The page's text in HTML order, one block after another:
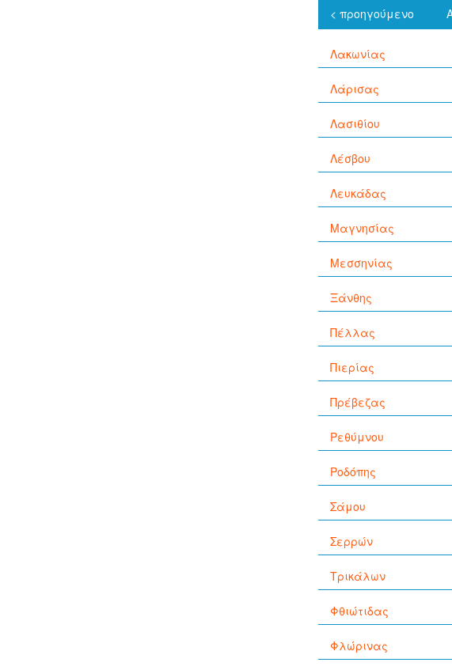
< προηγούμενο
Λακωνίας
Λάρισας
Λασιθίου
Λέσβου
Λευκάδας
Μαγνησίας
Μεσσηνίας
Ξάνθης
Πέλλας
Πιερίας
Πρέβεζας
Ρεθύμνου
Ροδόπης
Σάμου
Σερρών
Τρικάλων
Φθιώτιδας
Φλώρινας